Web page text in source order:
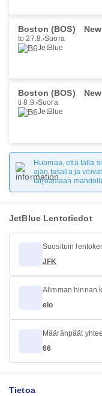
Boston (BOS)
to 27.8. Suora
JetBlue
Boston (BOS)
ti 8.9. Suora
JetBlue
Huomaa, että tällä
ajan tasalla ja
tarjoamaan
JetBlue Lentotiedot
Suosituin
JFK
Alimman hinnan
elo
Määränpäät
66
Tietoa